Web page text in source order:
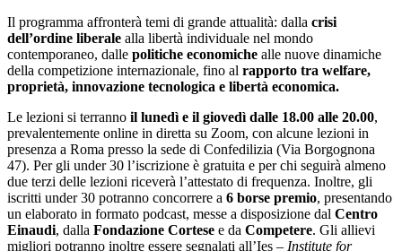
Il programma affronterà temi di grande attualità: dalla crisi
dell’ordine liberale alla libertà individuale nel mondo
contemporaneo, dalle politiche economiche alle nuove dinamiche
della competizione internazionale, fino al rapporto tra welfare,
proprietà, innovazione tecnologica e libertà economica.
Le lezioni si terranno il lunedì e il giovedì dalle 18.00 alle 20.00,
prevalentemente online in diretta su Zoom, con alcune lezioni in
presenza a Roma presso la sede di Confedilizia (Via Borgognona
47). Per gli under 30 l’iscrizione è gratuita e per chi seguirà almeno
due terzi delle lezioni riceverà l’attestato di frequenza. Inoltre, gli
iscritti under 30 potranno concorrere a 6 borse premio, presentando
un elaborato in formato podcast, messe a disposizione dal Centro
Einaudi, dalla Fondazione Cortese e da Competere. Gli allievi
migliori potranno inoltre essere segnalati all’Ies – Institute for